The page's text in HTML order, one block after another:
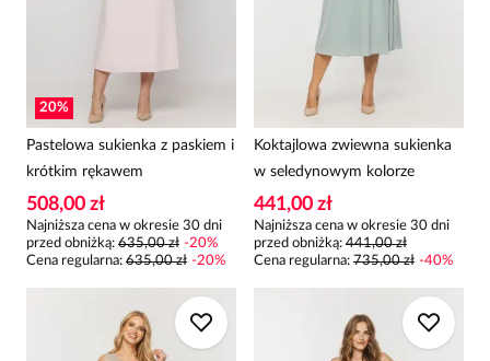
20%
Pastelowa sukienka z paskiem i
krótkim rękawem
508,00 zł
Najniższa cena w okresie 30 dni
przed obniżką: 635,00 zł -20%
Cena regularna: 635,00 zł -20%
Koktajlowa zwiewna sukienka
w seledynowym kolorze
441,00 zł
Najniższa cena w okresie 30 dni
przed obniżką: 441,00 zł
Cena regularna: 735,00 zł -40%